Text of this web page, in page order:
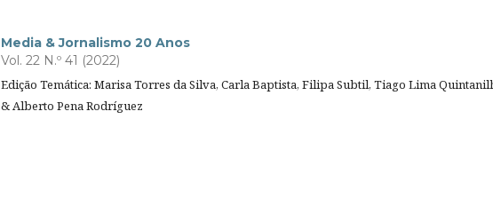
Media & Jornalismo 20 Anos
Vol. 22 N.º 41 (2022)
Edição Temática: Marisa Torres da Silva, Carla Baptista, Filipa Subtil, Tiago Lima
& Alberto Pena Rodríguez